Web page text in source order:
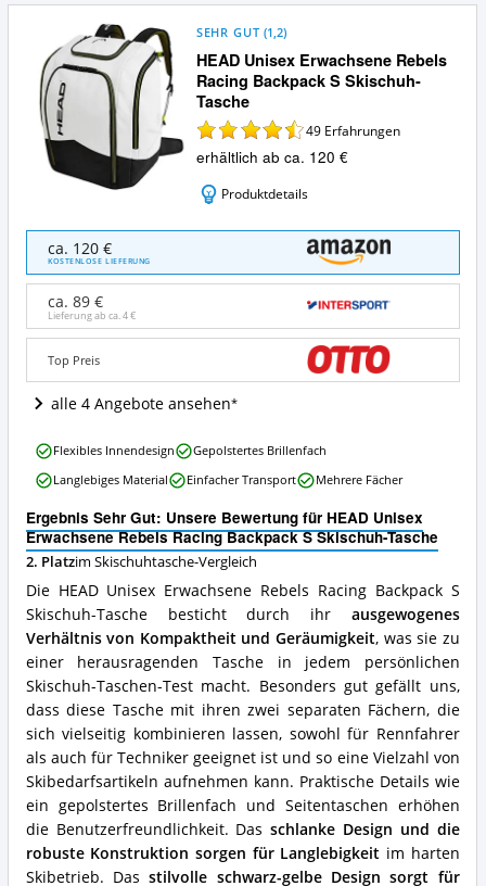
HEAD Unisex Erwachsene Rebels
Racing Backpack S Skischuh-
Tasche
SEHR GUT (1,2)
49 Erfahrungen
erhältlich ab ca. 120 €
Produktdetails
HEAD
Unisex
Erwachsene
Rebels
Racing
Backpack
Skischuh-
Tasche
Angebote:
ist
diese
Skischuhtasche
erhältlich?
ca. 120 €
KOSTENLOSE LIEFERUNG
ca. 89 €
Lieferung ab ca.4 €
Top Preis
alle 4 Angebote ansehen
Ergebnis Sehr Gut: Unsere Bewertung für HEAD Unisex
Erwachsene Rebels Racing Backpack S Skischuh-Tasche
2. Platzim Skischuhtasche-Vergleich
Die HEAD Unisex Erwachsene Rebels Racing Backpack S
Skischuh-Tasche besticht durch ihr ausgewogenes
Verhältnis von Kompaktheit und Geräumigkeit, was sie zu
einer herausragenden Tasche in jedem persönlichen
Skischuh-Taschen-Test macht. Besonders gut gefällt uns,
dass diese Tasche mit ihren zwei separaten Fächern, die
sich vielseitig kombinieren lassen, sowohl für Rennfahrer
als auch für Techniker geeignet ist und so eine Vielzahl von
Skibedarfsartikeln aufnehmen kann. Praktische Details wie
ein gepolstertes Brillenfach und Seitentaschen erhöhen
die Benutzerfreundlichkeit. Dasschlanke Design und die
robuste Konstruktion sorgen für Langlebigkeit im harten
Skibetrieb. Dasstilvolle schwarz-gelbe Design sorgt für
HEAD
Unisex
Erwachsene
Racing
Backpack
S
Skischuh-
Tasche
Vorteile:
Was
spricht
für
diese
Skischuhtasche?
Flexibles Innendesign
Gepolstertes Brillenfach
Langlebiges Material
Einfacher Transport Mehrere Fächer